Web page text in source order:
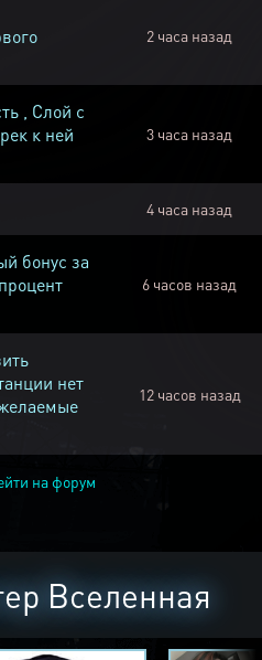
2 часа назад
, Слой с
к ней
3 часа назад
4 часа назад
бонус за
6 часов назад
нет
12 часов назад
на форум
Вселенная